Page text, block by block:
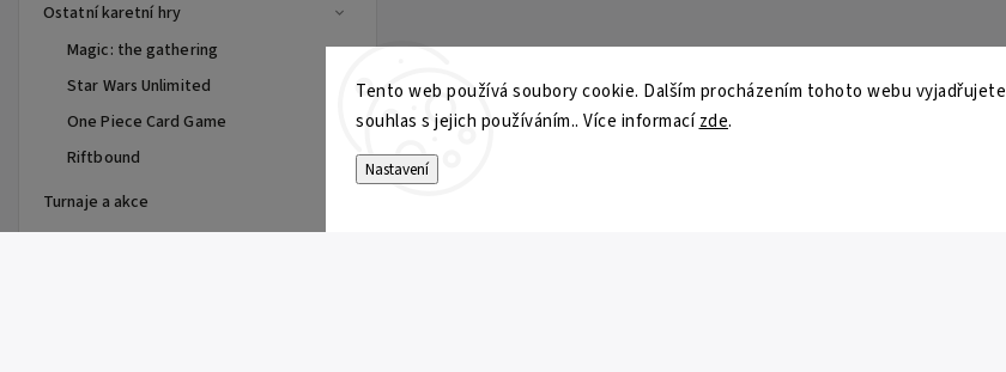
Tento web používá soubory cookie. Dalším procházením tohoto webu vyjadřujete
souhlas s jejich používáním.. Více informacízde.
Nastavení
Ostatní karetní hry
Magic: the gathering
Star Wars Unlimited
One Piece Card Game
Riftbound
Turnaje a akce